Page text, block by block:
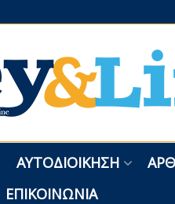
ΑΥΤΟΔΙΟΊΚΗΣΗ
ΕΠΙΚΟΙΝΩΝΊΑ